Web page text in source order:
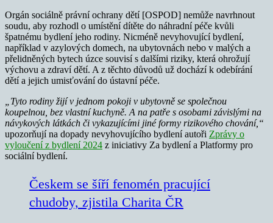
Orgán sociálně právní ochrany dětí [OSPOD] nemůže navrhnout
soudu, aby rozhodl o umístění dítěte do náhradní péče kvůli
špatnému bydlení jeho rodiny. Nicméně nevyhovující bydlení,
například v azylových domech, na ubytovnách nebo v malých a
přelidněných bytech úzce souvisí s dalšími riziky, která ohrožují
výchovu a zdraví dětí. A z těchto důvodů už dochází k odebírání
dětí a jejich umisťování do ústavní péče.
„Tyto rodiny žijí v jednom pokoji v ubytovně se společnou
koupelnou, bez vlastní kuchyně. A na patře s osobami závislými na
návykových látkách či vykazujícími jiné formy rizikového chování,“
upozorňují na dopady nevyhovujícího bydlení autoři Zprávy o
vyloučení z bydlení 2024 z iniciativy Za bydlení a Platformy pro
sociální bydlení.
Českem se šíří fenomén pracující
chudoby, zjistila Charita ČR